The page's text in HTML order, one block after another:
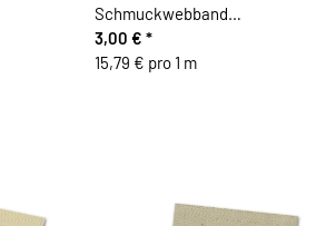
Schmuckwebband
WEIHNACHTSOVALE,
olivegrün, Acufactum
3,00 € *
15,79 € pro 1 m